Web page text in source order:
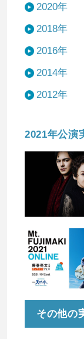
2020年
2018年
2016年
2014年
2012年
2021年公演
その他の